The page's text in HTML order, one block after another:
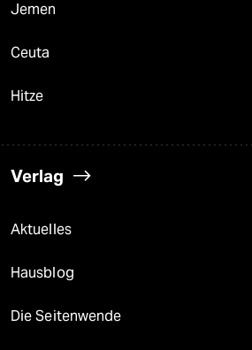
Jemen
Ceuta
Hitze
Verlag
Aktuelles
Hausblog
Die Seitenwende